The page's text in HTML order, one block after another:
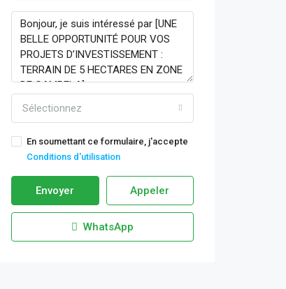
Sélectionnez
En soumettant ce formulaire, j'accepte
Conditions d'utilisation
Envoyer Appeler
WhatsApp